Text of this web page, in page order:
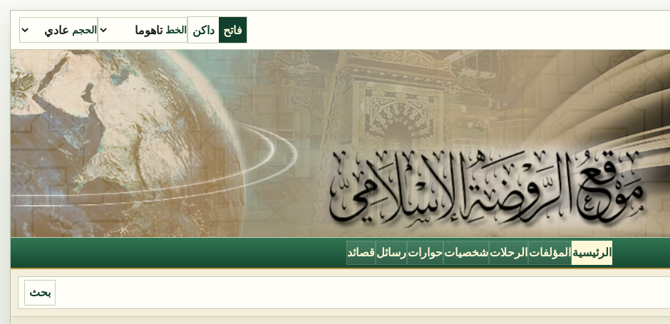
فاتح داكن الخط الحجم
الرئيسية المؤلفات الرحلات شخصيات حوارات رسائل قصائد
بحث